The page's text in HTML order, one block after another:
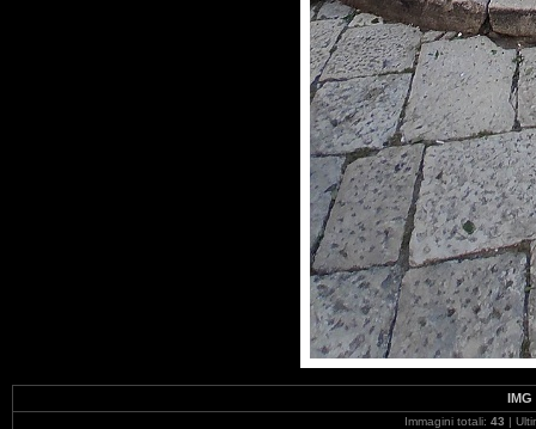
IMG
Immagini totali: 43 |